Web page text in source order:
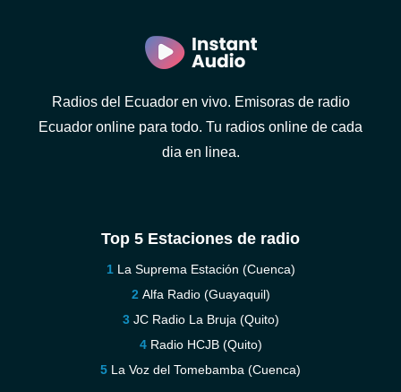
Radios del Ecuador en vivo. Emisoras de radio
Ecuador online para todo. Tu radios online de cada
dia en linea.
Top 5 Estaciones de radio
La Suprema Estación (Cuenca)
Alfa Radio (Guayaquil)
JC Radio La Bruja (Quito)
Radio HCJB (Quito)
La Voz del Tomebamba (Cuenca)